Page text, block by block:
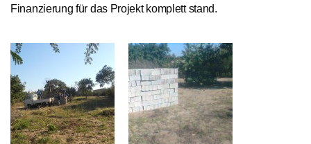
Finanzierung für das Projekt komplett stand.